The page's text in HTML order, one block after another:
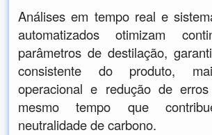
Análises em tempo real e
automatizados otimizam
parâmetros de destilação,
consistente do produto,
operacional e redução de
mesmo tempo que
neutralidade de carbono.